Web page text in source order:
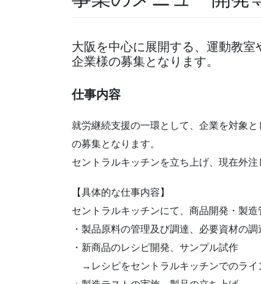
大阪を中心に展開する、運動教
企業様の募集となります。
仕事内容
就労継続支援の一環として、企業を対象
の募集となります。
セントラルキッチンを立ち上げ、現在外
【具体的な仕事内容】
セントラルキッチンにて、商品開発・製造
・製品原料の管理及び調達、必要資材の調
・新商品のレシピ開発、サンプル試作
→レシピをセントラルキッチンでのライ